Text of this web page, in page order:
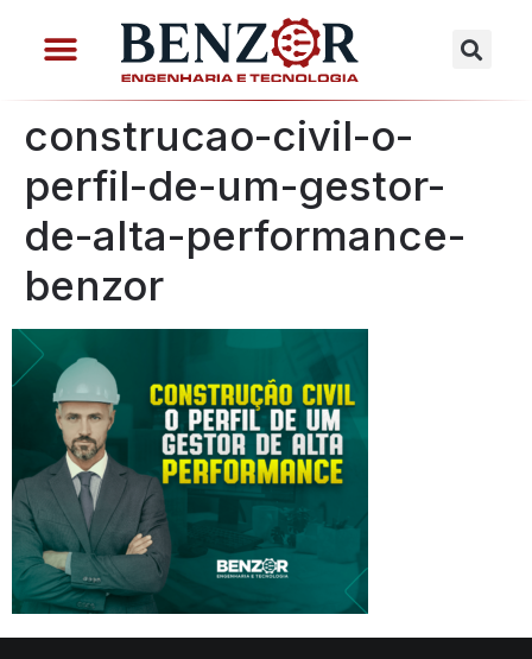
construcao-civil-o-
perfil-de-um-gestor-
de-alta-performance-
benzor